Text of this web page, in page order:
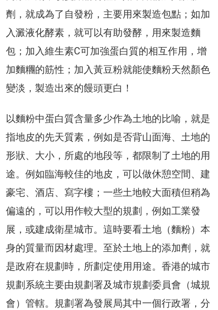
劑，就成為了自發粉，主要用來製造包點；如加
入澱液化酵素，就可以有助發酵，用來製造麵
包；加入維生素C可加強蛋白質的相互作用，增
加麵糰的筋性；加入黃豆粉就能使麵粉天然顏色
變淡，製造出來的饅頭更白！
以麵粉中蛋白質含量多少作為土地的比喻，就是
指地皮的先天質素，例如是否背山面海、土地的
形狀、大小，所處的地段等，都限制了土地的用
途。例如臨海較佳的地皮，可以做休憩空間、建
豪宅、酒店、寫字樓；一些土地較大面積但稍為
偏遠的，可以用作較大型的規劃，例如工業發
展，或建成衛星城市。這時要看土地（麵粉）本
身的質量而因材處理。至於土地上的添加劑，就
是政府在規劃時，所劃定使用用途。香港的城市
規劃系統主要由規劃署及城市規劃委員會（城規
會）管轄。規劃署為發展局其中一個行政署，分